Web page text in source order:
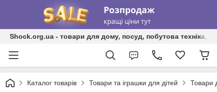
Shock.org.ua - товари для дому, посуд, побутова техніка,
Каталог товарів Товари та іграшки для дітей Товари